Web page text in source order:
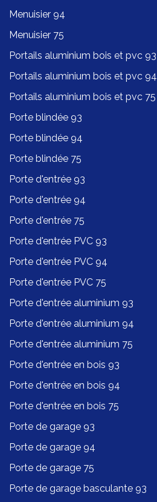
Menuisier 94
Menuisier 75
Portails aluminium bois et pvc 93
Portails aluminium bois et pvc 94
Portails aluminium bois et pvc 75
Porte blindée 93
Porte blindée 94
Porte blindée 75
Porte d'entrée 93
Porte d'entrée 94
Porte d'entrée 75
Porte d'entrée PVC 93
Porte d'entrée PVC 94
Porte d'entrée PVC 75
Porte d'entrée aluminium 93
Porte d'entrée aluminium 94
Porte d'entrée aluminium 75
Porte d'entrée en bois 93
Porte d'entrée en bois 94
Porte d'entrée en bois 75
Porte de garage 93
Porte de garage 94
Porte de garage 75
Porte de garage basculante 93